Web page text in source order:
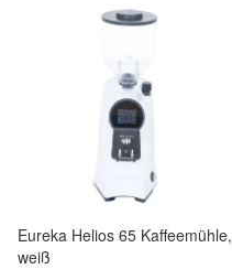
Eureka Helios 65 Kaffeemühle,
weiß